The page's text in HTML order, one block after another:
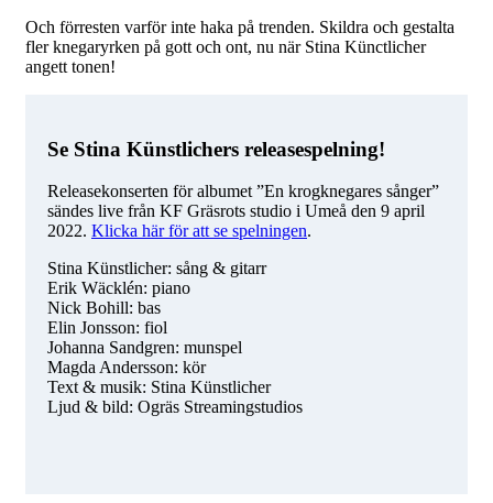
Och förresten varför inte haka på trenden. Skildra och gestalta
fler knegaryrken på gott och ont, nu när Stina Künctlicher
angett tonen!
Se Stina Künstlichers releasespelning!
Releasekonserten för albumet ”En krogknegares sånger”
sändes live från KF Gräsrots studio i Umeå den 9 april
2022. Klicka här för att se spelningen.
Stina Künstlicher: sång & gitarr
Erik Wäcklén: piano
Nick Bohill: bas
Elin Jonsson: fiol
Johanna Sandgren: munspel
Magda Andersson: kör
Text & musik: Stina Künstlicher
Ljud & bild: Ogräs Streamingstudios